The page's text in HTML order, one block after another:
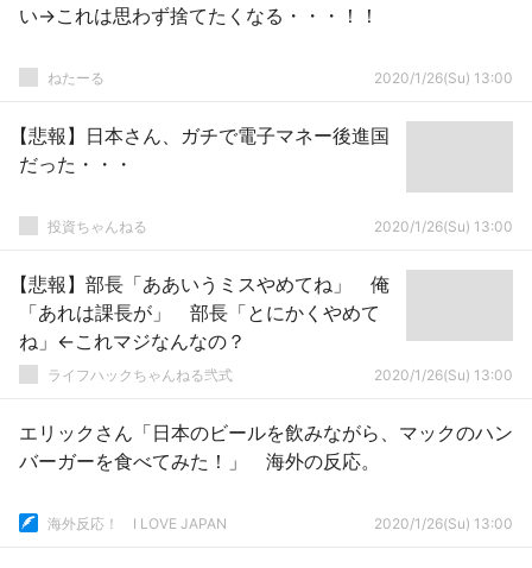
い→これは思わず捨てたくなる・・・！！
ねたーる 2020/1/26(Su) 13:00
【悲報】日本さん、ガチで電子マネー後進国
だった・・・
投資ちゃんねる 2020/1/26(Su) 13:00
【悲報】部長「ああいうミスやめてね」 俺
「あれは課長が」 部長「とにかくやめて
ね」←これマジなんなの？
ライフハックちゃんねる弐式 2020/1/26(Su) 13:00
エリックさん「日本のビールを飲みながら、マックのハン
バーガーを食べてみた！」 海外の反応。
海外反応！ I LOVE JAPAN 2020/1/26(Su) 13:00